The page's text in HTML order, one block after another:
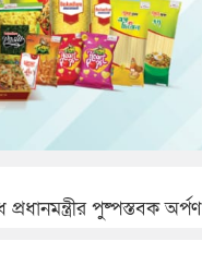
পুষ্পস্তবক অর্পণ